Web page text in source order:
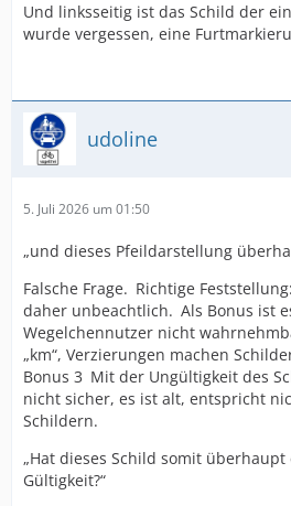
Und linksseitig ist das Schild der
wurde vergessen, eine
udoline
5. Juli 2026 um 01:50
„und dieses Pfeildarstellung
Falsche Frage. Richtige
daher unbeachtlich. Als Bonus ist
Wegelchennutzer nicht
„km“, Verzierungen machen
Bonus 3 Mit der Ungültigkeit des
nicht sicher, es ist alt, entspricht
Schildern.
„Hat dieses Schild somit überhaupt
Gültigkeit?“